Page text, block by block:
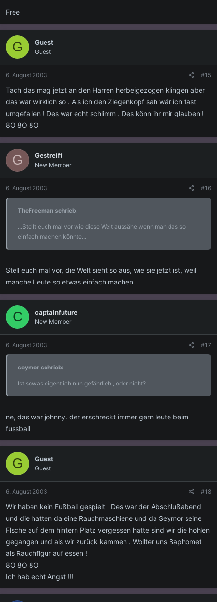
Free
G Guest
Guest
6. August 2003 #15
Tach das mag jetzt an den Harren herbeigezogen klingen aber
das war wirklich so . Als ich den Ziegenkopf sah wär ich fast
umgefallen ! Des war echt schlimm . Des könn ihr mir glauben !
8O 8O 8O
G Gestreift
New Member
6. August 2003 #16
TheFreeman schrieb:
...Stellt euch mal vor wie diese Welt aussähe wenn man das so
einfach machen könnte...
Stell euch mal vor, die Welt sieht so aus, wie sie jetzt ist, weil
manche Leute so etwas einfach machen.
C captainfuture
New Member
6. August 2003 #17
seymor schrieb:
Ist sowas eigentlich nun gefährlich , oder nicht?
ne, das war johnny. der erschreckt immer gern leute beim
fussball.
G Guest
Guest
6. August 2003 #18
Wir haben kein Fußball gespielt . Des war der Abschlußabend
und die hatten da eine Rauchmaschiene und da Seymor seine
Flsche auf dem hintern Platz vergessen hatte sind wir die hohlen
gegangen und als wir zurück kammen . Wollter uns Baphomet
als Rauchfigur auf essen !
8O 8O 8O
Ich hab echt Angst !!!